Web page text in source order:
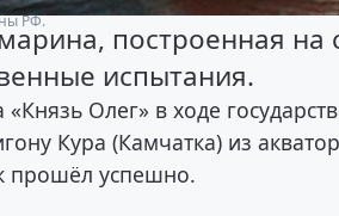
РФ.
построенная
испытания.
Олег» в ходе
Кура (Камчатка) из
прошёл успешно.